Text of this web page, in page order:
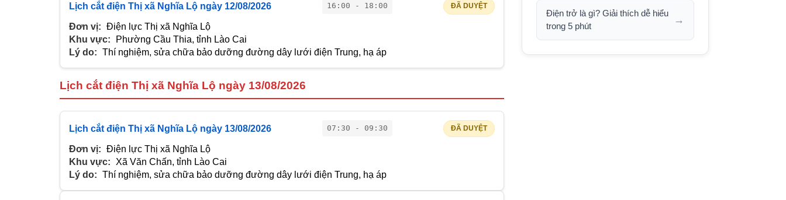
Lịch cắt điện Thị xã Nghĩa Lộ ngày 12/08/2026 16:00 - 18:00 ĐÃ DUYỆT
Đơn vị: Điện lực Thị xã Nghĩa Lộ
Khu vực:
Phường Cầu Thia, tỉnh Lào Cai
Lý do: Thí nghiệm, sửa chữa bảo dưỡng đường dây lưới điện Trung, hạ áp
Lịch cắt điện Thị xã Nghĩa Lộ ngày 13/08/2026
Lịch cắt điện Thị xã Nghĩa Lộ ngày 13/08/2026 07:30 - 09:30 ĐÃ DUYỆT
Đơn vị: Điện lực Thị xã Nghĩa Lộ
Khu vực:
Xã Văn Chấn, tỉnh Lào Cai
Lý do: Thí nghiệm, sửa chữa bảo dưỡng đường dây lưới điện Trung, hạ áp
Điện trở là gì? Giải thích dễ hiểu
trong 5 phút
→